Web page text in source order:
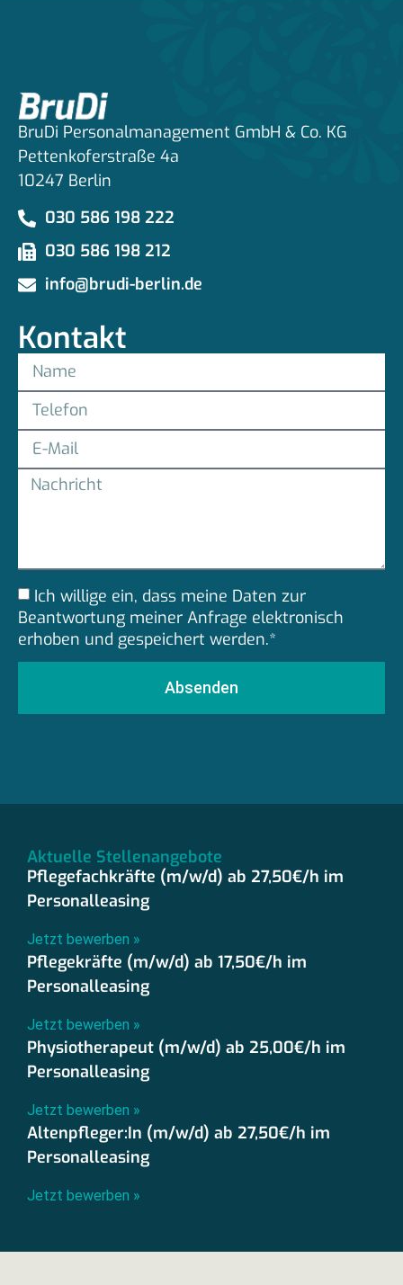
BruDi Personalmanagement GmbH & Co. KG
Pettenkoferstraße 4a
10247 Berlin
030 586 198 222
030 586 198 212
info@brudi-berlin.de
Kontakt
Ich willige ein, dass meine Daten zur
Beantwortung meiner Anfrage elektronisch
erhoben und gespeichert werden.*
Absenden
Aktuelle Stellenangebote
Pflegefachkräfte (m/w/d) ab 27,50€/h im
Personalleasing
Jetzt bewerben »
Pflegekräfte (m/w/d) ab 17,50€/h im
Personalleasing
Jetzt bewerben »
Physiotherapeut (m/w/d) ab 25,00€/h im
Personalleasing
Jetzt bewerben »
Altenpfleger:In (m/w/d) ab 27,50€/h im
Personalleasing
Jetzt bewerben »